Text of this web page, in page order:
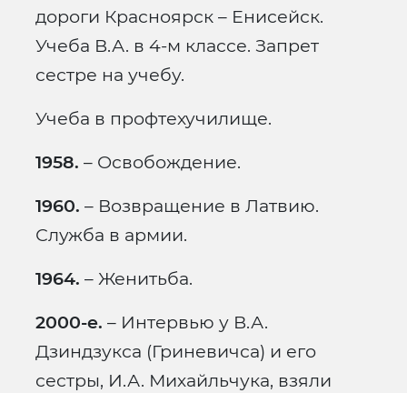
дороги Красноярск – Енисейск.
Учеба В.А. в 4-м классе. Запрет
сестре на учебу.
Учеба в профтехучилище.
1958. – Освобождение.
1960. – Возвращение в Латвию.
Служба в армии.
1964. – Женитьба.
2000-е. – Интервью у В.А.
Дзиндзукса (Гриневичса) и его
сестры, И.А. Михайльчука, взяли